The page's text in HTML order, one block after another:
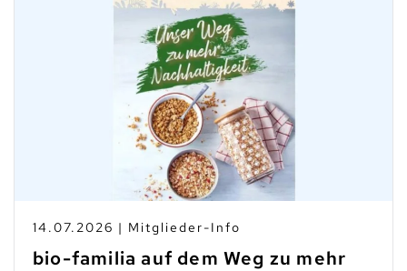
14.07.2026 | Mitglieder-Info
bio-familia auf dem Weg zu mehr